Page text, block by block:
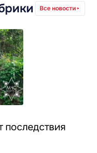
Все новости
последствия